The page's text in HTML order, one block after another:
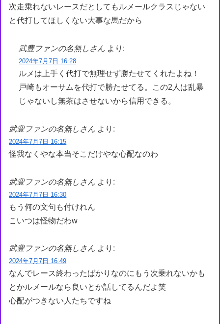
次走乗れないレースだとしてもルメールクラスじゃない
と代打してほしくない大事な馬だから
武豊ファンの名無しさん より:
2024年7月7日 16:28
ルメは上手く代打で無理せず勝たせてくれたよね！
戸崎もオーサムを代打で勝たせてる。この2人は乱暴
じゃないし無茶はさせないから信用できる。
武豊ファンの名無しさん より:
2024年7月7日 16:15
怪我なくやな本当そこだけやな心配なのわ
武豊ファンの名無しさん より:
2024年7月7日 16:30
もう何の文句も付けれん
こいつは怪物だわw
武豊ファンの名無しさん より:
2024年7月7日 16:49
なんでレース終わったばかりなのにもう次乗れないかも
とかルメールなら良いとか話してるんだよ笑
心配がつきない人たちですね